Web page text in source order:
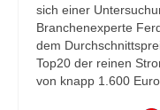
sich einer
Branchenexperte
dem
Top20 der reinen
von knapp 1.600